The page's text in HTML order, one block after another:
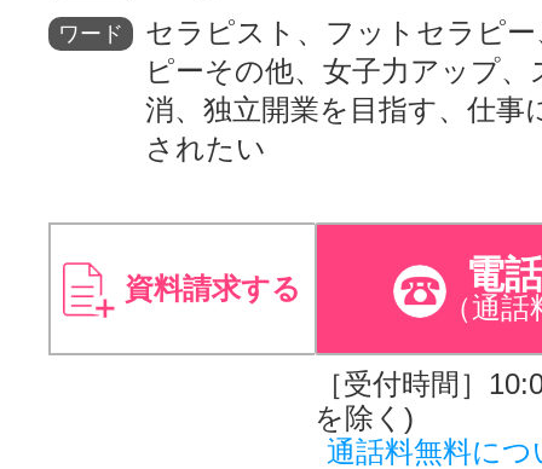
ワード
セラピスト、フットセラピ
ピーその他、女子力アップ、
消、独立開業を目指す、仕事
されたい
資料請求する 電
（通話
［受付時間］
を除く)
通話料無料につ